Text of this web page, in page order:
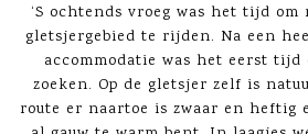
‘S ochtends vroeg was het tijd
gletsjergebied te rijden. Na een
accommodatie was het eerst
zoeken. Op de gletsjer zelf is
route er naartoe is zwaar en heftig